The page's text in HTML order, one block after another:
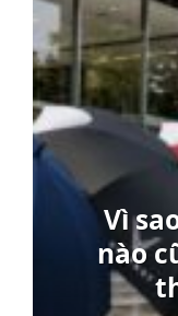
Vì
nào